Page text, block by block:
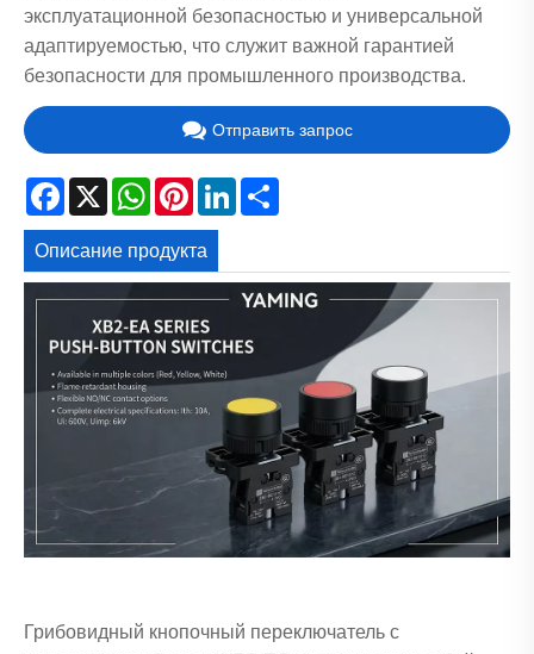
эксплуатационной безопасностью и универсальной
адаптируемостью, что служит важной гарантией
безопасности для промышленного производства.
Отправить запрос
Facebook
X WhatsApp
PinterestLinkedIn
Описание продукта
Грибовидный кнопочный переключатель с